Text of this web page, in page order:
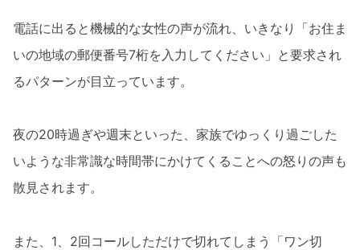
電話に出ると機械的な女性の声が流れ、いきなり「お住ま
いの地域の郵便番号7桁を入力してください」と要求され
るパターンが目立っています。
夜の20時過ぎや週末といった、家族でゆっくり過ごした
いような非常識な時間帯にかけてくることへの怒りの声も
散見されます。
また、1、2回コールしただけで切れてしまう「ワン切